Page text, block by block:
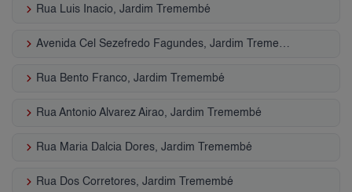
keyboard_arrow_right Rua Luis Inacio, Jardim Tremembé
keyboard_arrow_right Avenida Cel Sezefredo Fagundes, Jardim Tremembé
keyboard_arrow_right Rua Bento Franco, Jardim Tremembé
keyboard_arrow_right Rua Antonio Alvarez Airao, Jardim Tremembé
keyboard_arrow_right Rua Maria Dalcia Dores, Jardim Tremembé
keyboard_arrow_right Rua Dos Corretores, Jardim Tremembé